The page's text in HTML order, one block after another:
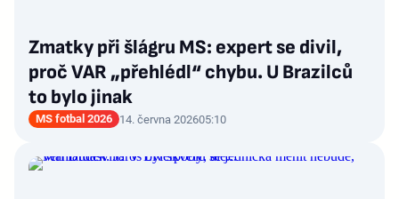
Zmatky při šlágru MS: expert se divil,
proč VAR „přehlédl“ chybu. U Brazilců
to bylo jinak
MS fotbal 2026 14. června 202605:10